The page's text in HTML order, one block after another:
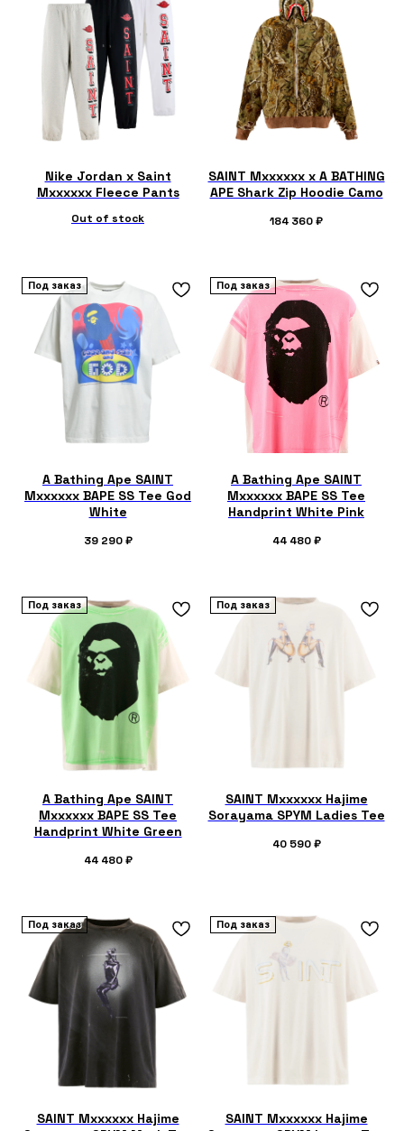
Nike Jordan x Saint
Mxxxxxx Fleece Pants
Out of stock
SAINT Mxxxxxx x A BATHING
APE Shark Zip Hoodie Camo
184 360₽
Под заказ
A Bathing Ape SAINT
Mxxxxxx BAPE SS Tee God
White
39 290 ₽
Под заказ
A Bathing Ape SAINT
Mxxxxxx BAPE SS Tee
Handprint White Pink
44 480 ₽
Под заказ
A Bathing Ape SAINT
Mxxxxxx BAPE SS Tee
Handprint White Green
44 480 ₽
Под заказ
SAINT Mxxxxxx Hajime
Sorayama SPYM Ladies Tee
40 590 ₽
Под заказ
SAINT Mxxxxxx Hajime
Под заказ
SAINT Mxxxxxx Hajime